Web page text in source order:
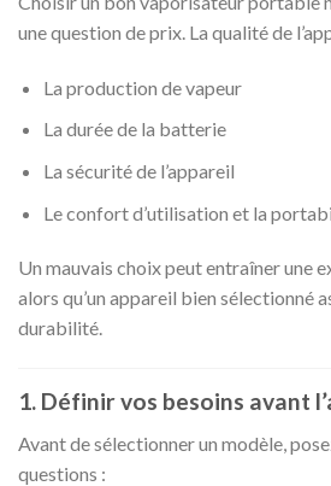
une question de prix. La qualité de
La production de vapeur
La durée de la batterie
La sécurité de l’appareil
Le confort d’utilisation et la
Un mauvais choix peut entraîner une
alors qu’un appareil bien sélectionné
durabilité.
1. Définir vos besoins avant
Avant de sélectionner un modèle,
questions :